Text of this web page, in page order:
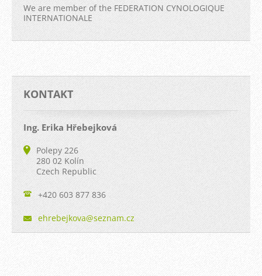
We are member of the FEDERATION CYNOLOGIQUE
INTERNATIONALE
KONTAKT
Ing. Erika Hřebejková
Polepy 226
280 02 Kolín
Czech Republic
+420 603 877 836
ehrebejkova@seznam.cz